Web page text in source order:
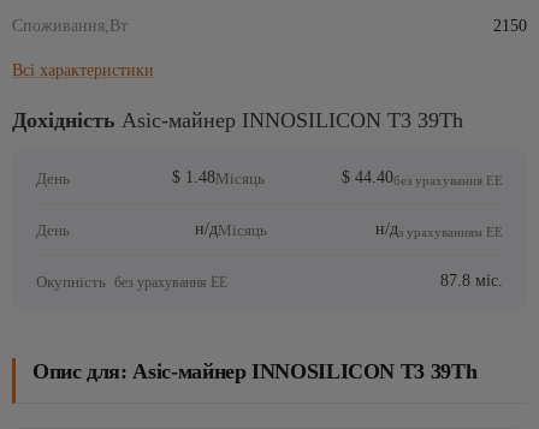
Споживання,Вт
2150
Всі характеристики
Дохідність Asic-майнер INNOSILICON T3 39Th
День $ 1.48Місяць $ 44.40без урахування ЕЕ
День н/дМісяць н/дз урахуванням ЕЕ
Окупність без урахування ЕЕ 87.8 міс.
Опис для: Asic-майнер INNOSILICON T3 39Th